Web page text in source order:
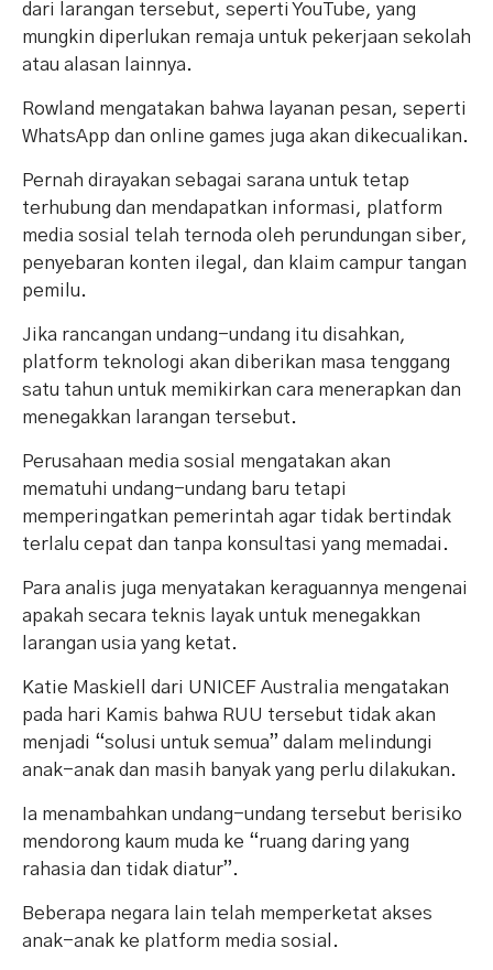
dari larangan tersebut, seperti YouTube, yang
mungkin diperlukan remaja untuk pekerjaan sekolah
atau alasan lainnya.
Rowland mengatakan bahwa layanan pesan, seperti
WhatsApp dan online games juga akan dikecualikan.
Pernah dirayakan sebagai sarana untuk tetap
terhubung dan mendapatkan informasi, platform
media sosial telah ternoda oleh perundungan siber,
penyebaran konten ilegal, dan klaim campur tangan
pemilu.
Jika rancangan undang-undang itu disahkan,
platform teknologi akan diberikan masa tenggang
satu tahun untuk memikirkan cara menerapkan dan
menegakkan larangan tersebut.
Perusahaan media sosial mengatakan akan
mematuhi undang-undang baru tetapi
memperingatkan pemerintah agar tidak bertindak
terlalu cepat dan tanpa konsultasi yang memadai.
Para analis juga menyatakan keraguannya mengenai
apakah secara teknis layak untuk menegakkan
larangan usia yang ketat.
Katie Maskiell dari UNICEF Australia mengatakan
pada hari Kamis bahwa RUU tersebut tidak akan
menjadi “solusi untuk semua” dalam melindungi
anak-anak dan masih banyak yang perlu dilakukan.
Ia menambahkan undang-undang tersebut berisiko
mendorong kaum muda ke “ruang daring yang
rahasia dan tidak diatur”.
Beberapa negara lain telah memperketat akses
anak-anak ke platform media sosial.